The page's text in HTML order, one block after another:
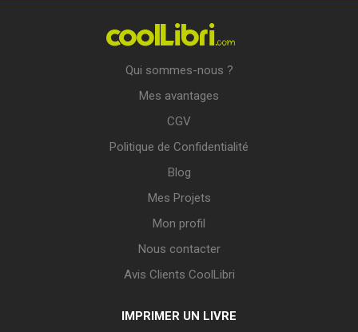
Qui sommes-nous ?
Mes avantages
CGV
Politique de Confidentialité
Blog
Mes Projets
Mon profil
Nous contacter
Avis Clients CoolLibri
IMPRIMER UN LIVRE